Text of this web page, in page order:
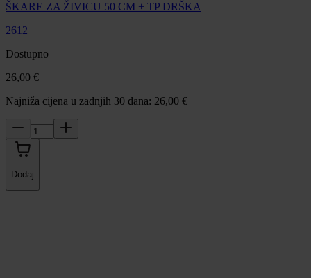
ŠKARE ZA ŽIVICU 50 CM + TP DRŠKA
2612
Dostupno
26,00 €
Najniža cijena u zadnjih 30 dana: 26,00 €
Dodaj